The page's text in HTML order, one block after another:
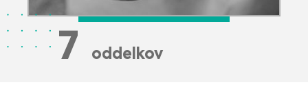
8 oddelkov